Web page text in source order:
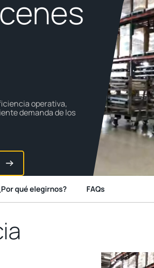
operativa,
demanda de los
qué elegirnos? FAQs